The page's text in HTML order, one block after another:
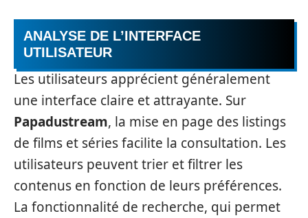
ANALYSE DE L’INTERFACE
UTILISATEUR
Les utilisateurs apprécient généralement
une interface claire et attrayante. Sur
Papadustream, la mise en page des listings
de films et séries facilite la consultation. Les
utilisateurs peuvent trier et filtrer les
contenus en fonction de leurs préférences.
La fonctionnalité de recherche, qui permet